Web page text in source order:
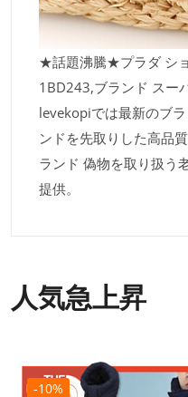
★話題沸騰★プラダ シ
1BD243,ブランド スー
levekopiでは最新のブ
ンドを先取りした高品
ランド 偽物を取り扱う
提供。
人気急上昇
-10%